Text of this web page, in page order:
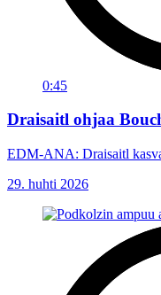
0:45
Draisaitl ohjaa
EDM-ANA: Draisaitl
29. huhti 2026